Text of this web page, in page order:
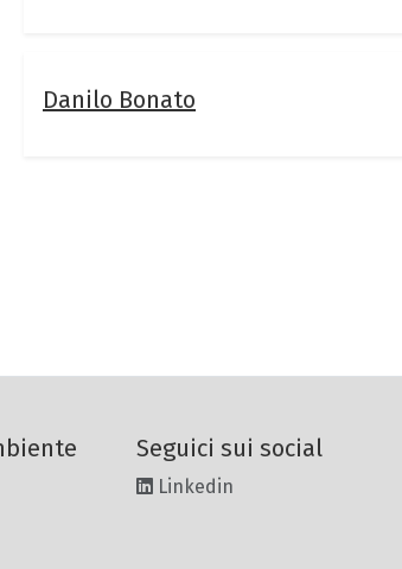
Danilo Bonato
Seguici sui social
Linkedin